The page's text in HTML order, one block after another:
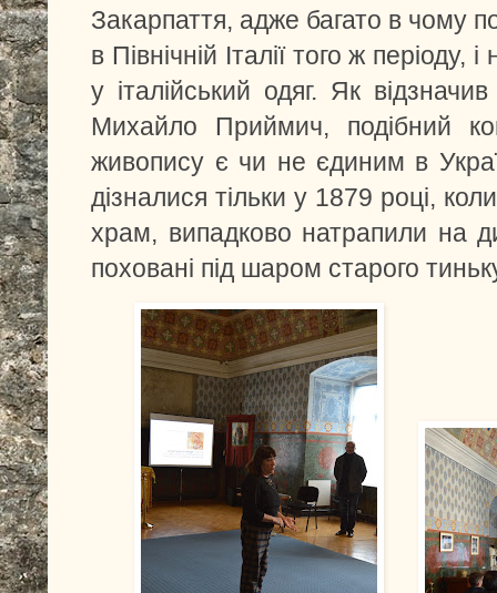
Закарпаття, адже багато в чому
в Північній Італії того ж періоду,
у італійський одяг. Як
Михайло Приймич, подібний
живопису є чи не єдиним в
дізналися тільки у 1879 році,
храм, випадково натрапили на
поховані під шаром старого